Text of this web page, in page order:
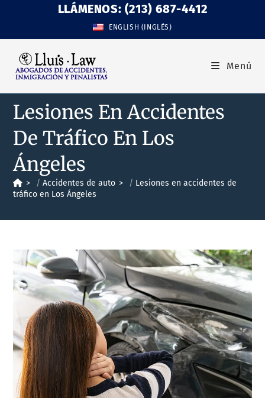
LLÁMENOS: (213) 687-4412
ENGLISH (INGLÉS)
Menú
Lesiones En Accidentes
De Tráfico En Los
Ángeles
> Accidentes de auto >
Lesiones en accidentes de
tráfico en Los Ángeles